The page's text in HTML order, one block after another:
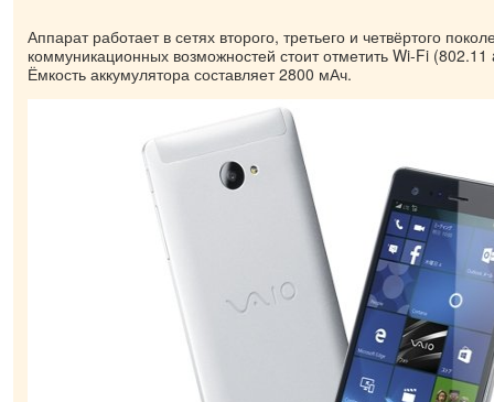
Аппарат работает в сетях второго, третьего и четвёртого
коммуникационных возможностей стоит отметить Wi-Fi
Ёмкость аккумулятора составляет 2800 мАч.